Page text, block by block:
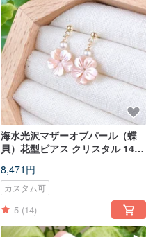
海水光沢マザーオブパール（蝶
貝）花型ピアス クリスタル 14K
8,471円
カスタム可
5 (14)